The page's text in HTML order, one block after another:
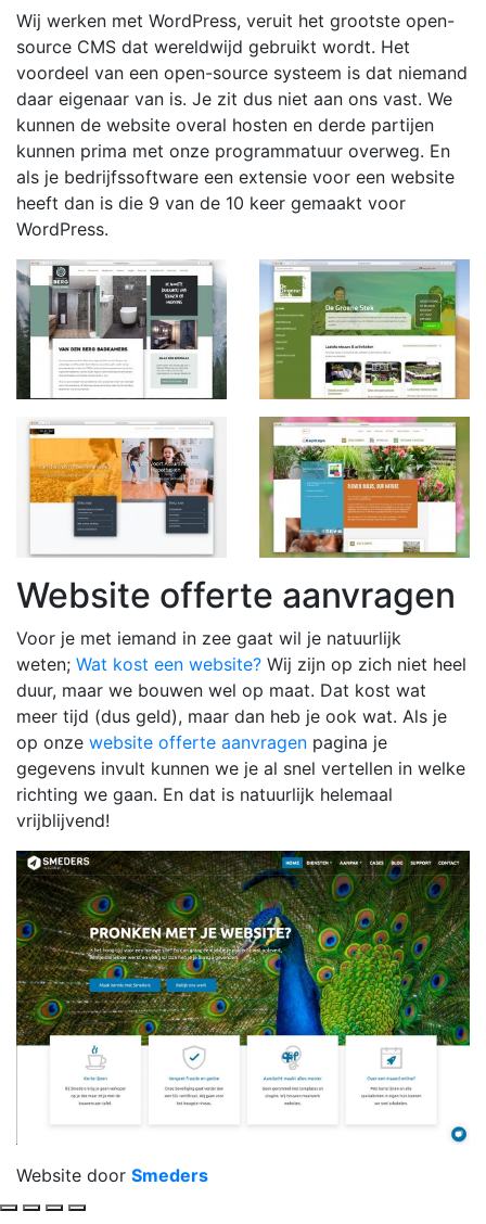
Wij werken met WordPress, veruit het grootste open-
source CMS dat wereldwijd gebruikt wordt. Het
voordeel van een open-source systeem is dat niemand
daar eigenaar van is. Je zit dus niet aan ons vast. We
kunnen de website overal hosten en derde partijen
kunnen prima met onze programmatuur overweg. En
als je bedrijfssoftware een extensie voor een website
heeft dan is die 9 van de 10 keer gemaakt voor
WordPress.
Website offerte aanvragen
Voor je met iemand in zee gaat wil je natuurlijk
weten; Wat kost een website? Wij zijn op zich niet heel
duur, maar we bouwen wel op maat. Dat kost wat
meer tijd (dus geld), maar dan heb je ook wat. Als je
op onze website offerte aanvragen pagina je
gegevens invult kunnen we je al snel vertellen in welke
richting we gaan. En dat is natuurlijk helemaal
vrijblijvend!
Website door Smeders